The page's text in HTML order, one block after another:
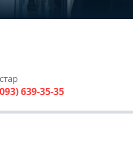
639-35-35